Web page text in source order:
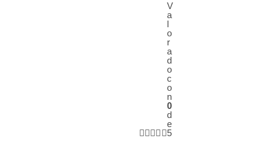
V
a
l
o
r
a
d
o
c
o
n
0
d
e
5